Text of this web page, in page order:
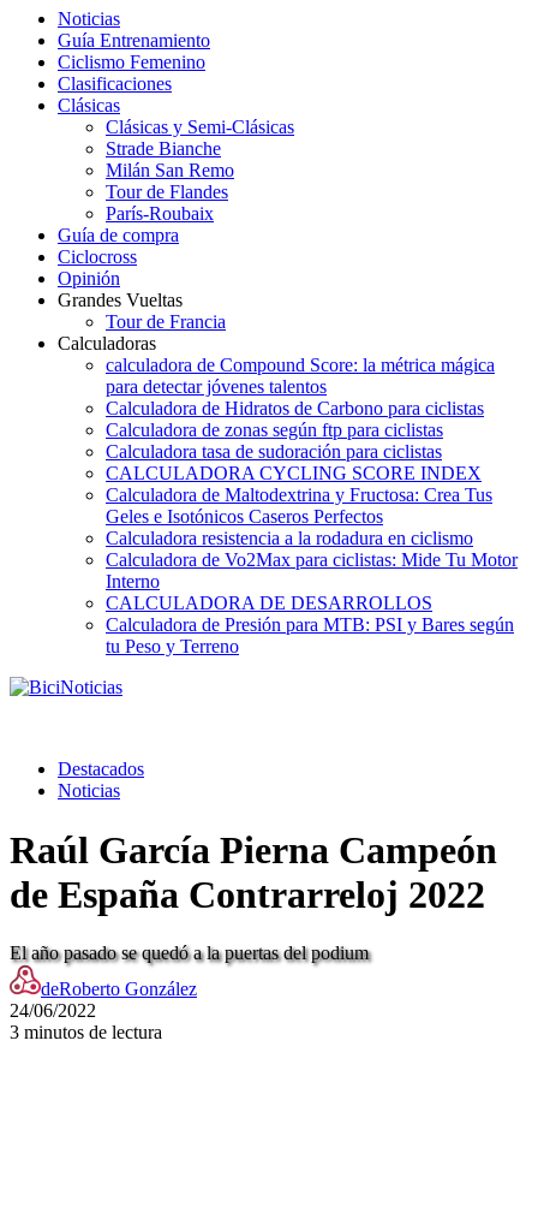
Noticias
Guía Entrenamiento
Ciclismo Femenino
Clasificaciones
Clásicas
Clásicas y Semi-Clásicas
Strade Bianche
Milán San Remo
Tour de Flandes
París-Roubaix
Guía de compra
Ciclocross
Opinión
Grandes Vueltas
Tour de Francia
Calculadoras
calculadora de Compound Score: la métrica mágica
para detectar jóvenes talentos
Calculadora de Hidratos de Carbono para ciclistas
Calculadora de zonas según ftp para ciclistas
Calculadora tasa de sudoración para ciclistas
CALCULADORA CYCLING SCORE INDEX
Calculadora de Maltodextrina y Fructosa: Crea Tus
Geles e Isotónicos Caseros Perfectos
Calculadora resistencia a la rodadura en ciclismo
Calculadora de Vo2Max para ciclistas: Mide Tu Motor
Interno
CALCULADORA DE DESARROLLOS
Calculadora de Presión para MTB: PSI y Bares según
tu Peso y Terreno
Destacados
Noticias
Raúl García Pierna Campeón
de España Contrarreloj 2022
El año pasado se quedó a la puertas del podium
deRoberto González
24/06/2022
3 minutos de lectura